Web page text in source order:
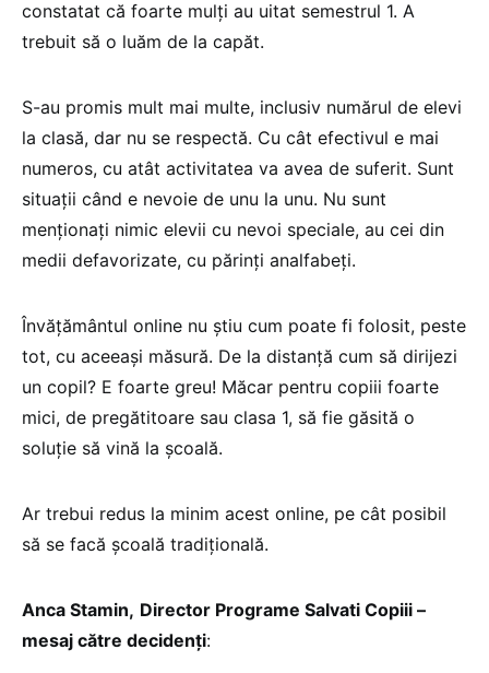
constatat că foarte mulți au uitat semestrul 1. A
trebuit să o luăm de la capăt.
S-au promis mult mai multe, inclusiv numărul de elevi
la clasă, dar nu se respectă. Cu cât efectivul e mai
numeros, cu atât activitatea va avea de suferit. Sunt
situații când e nevoie de unu la unu. Nu sunt
menționați nimic elevii cu nevoi speciale, au cei din
medii defavorizate, cu părinți analfabeți.
Învățământul online nu știu cum poate fi folosit, peste
tot, cu aceeași măsură. De la distanță cum să dirijezi
un copil? E foarte greu! Măcar pentru copiii foarte
mici, de pregătitoare sau clasa 1, să fie găsită o
soluție să vină la școală.
Ar trebui redus la minim acest online, pe cât posibil
să se facă școală tradițională.
Anca Stamin, Director Programe Salvati Copiii –
mesaj către decidenți: